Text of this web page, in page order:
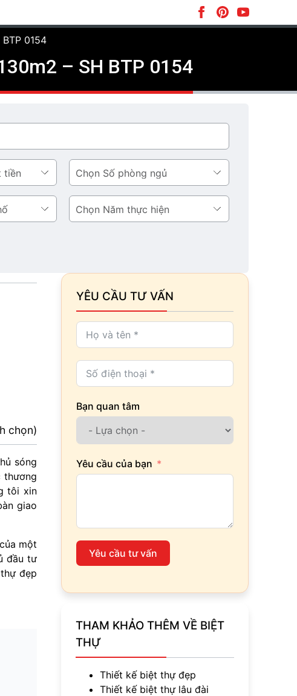
0154
– SH BTP 0154
Số
phòng
ngủ
Năm
thực
chọn)
sóng
thương
tôi xin
giao
một
đầu tư
đẹp
YÊU CẦU TƯ VẤN
Bạn quan tâm
Yêu cầu của bạn
Yêu cầu tư vấn
THAM KHẢO THÊM VỀ BIỆT
THỰ
Thiết kế biệt thự đẹp
Thiết kế biệt thự lâu đài